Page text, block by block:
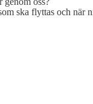
ska flyttas och när